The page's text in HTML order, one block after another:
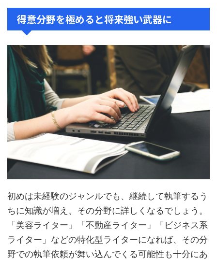
得意分野を極めると将来強い武器に
初めは未経験のジャンルでも、継続して執筆するう
ちに知識が増え、その分野に詳しくなるでしょう。
「美容ライター」「不動産ライター」「ビジネス系
ライター」などの特化型ライターになれば、その分
野での執筆依頼が舞い込んでくる可能性も十分にあ